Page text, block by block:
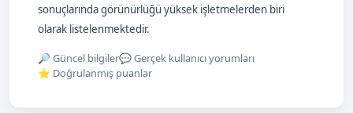
sonuçlarında görünürlüğü yüksek işletmelerden biri
olarak listelenmektedir.
🔎 Güncel bilgiler💬 Gerçek kullanıcı yorumları
⭐ Doğrulanmış puanlar